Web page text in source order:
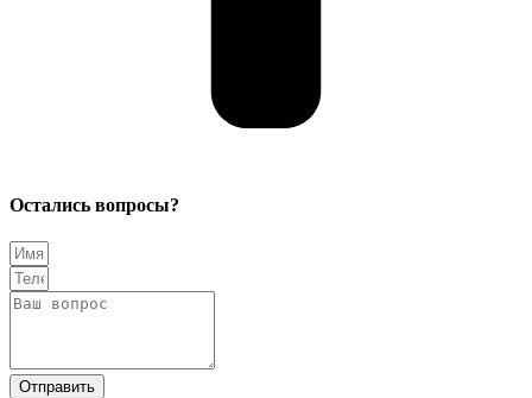
Остались вопросы?
Отправить